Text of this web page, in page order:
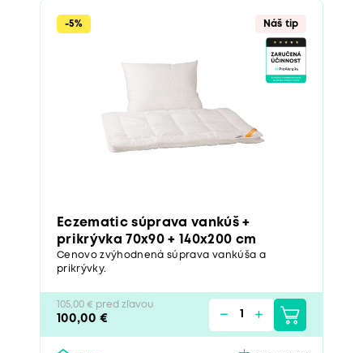
-5% Náš tip
Eczematic súprava vankúš +
prikrývka 70x90 + 140x200 cm
Cenovo zvýhodnená súprava vankúša a
prikrývky.
105,00 € pred zľavou
100,00 €